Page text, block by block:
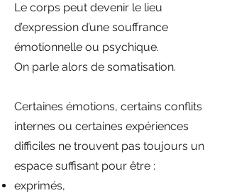
Le corps peut devenir le lieu
d’expression d’une souffrance
émotionnelle ou psychique.
On parle alors de somatisation.
Certaines émotions, certains conflits
internes ou certaines expériences
difficiles ne trouvent pas toujours un
espace suffisant pour être :
exprimés,